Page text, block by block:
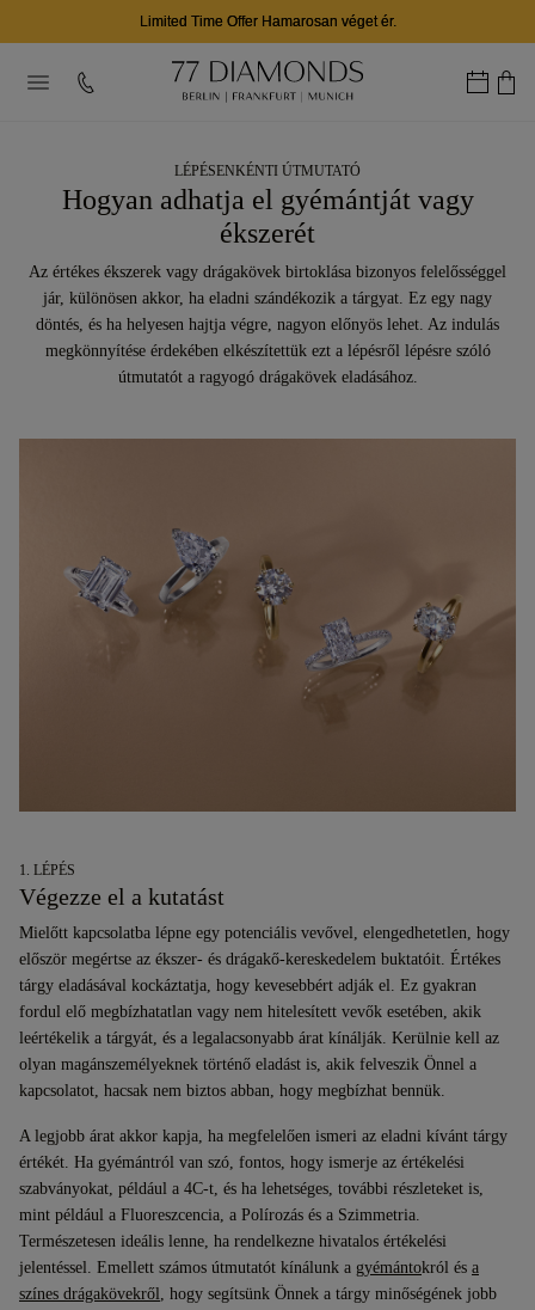
Limited Time Offer Hamarosan véget ér.
LÉPÉSENKÉNTI ÚTMUTATÓ
Hogyan adhatja el gyémántját vagy
ékszerét
Az értékes ékszerek vagy drágakövek birtoklása bizonyos felelősséggel
jár, különösen akkor, ha eladni szándékozik a tárgyat. Ez egy nagy
döntés, és ha helyesen hajtja végre, nagyon előnyös lehet. Az indulás
megkönnyítése érdekében elkészítettük ezt a lépésről lépésre szóló
útmutatót a ragyogó drágakövek eladásához.
1. LÉPÉS
Végezze el a kutatást
Mielőtt kapcsolatba lépne egy potenciális vevővel, elengedhetetlen, hogy
először megértse az ékszer- és drágakő-kereskedelem buktatóit. Értékes
tárgy eladásával kockáztatja, hogy kevesebbért adják el. Ez gyakran
fordul elő megbízhatatlan vagy nem hitelesített vevők esetében, akik
leértékelik a tárgyát, és a legalacsonyabb árat kínálják. Kerülnie kell az
olyan magánszemélyeknek történő eladást is, akik felveszik Önnel a
kapcsolatot, hacsak nem biztos abban, hogy megbízhat bennük.
A legjobb árat akkor kapja, ha megfelelően ismeri az eladni kívánt tárgy
értékét. Ha gyémántról van szó, fontos, hogy ismerje az értékelési
szabványokat, például a 4C-t, és ha lehetséges, további részleteket is,
mint például a Fluoreszcencia, a Polírozás és a Szimmetria.
Természetesen ideális lenne, ha rendelkezne hivatalos értékelési
jelentéssel. Emellett számos útmutatót kínálunk a gyémántokról és a
színes drágakövekről, hogy segítsünk Önnek a tárgy minőségének jobb